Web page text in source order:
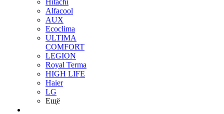
Hitachi
Alfacool
AUX
Ecoclima
ULTIMA
COMFORT
LEGION
Royal Terma
HIGH LIFE
Haier
LG
Ещё